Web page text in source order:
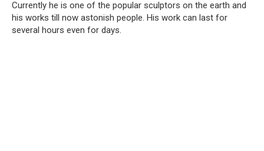
Currently he is one of the popular sculptors on the earth and
his works till now astonish people. His work can last for
several hours even for days.